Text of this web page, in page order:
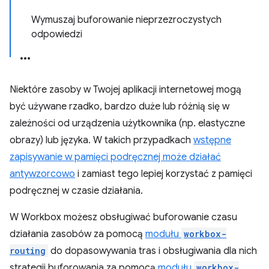
Wymuszaj buforowanie nieprzezroczystych
odpowiedzi
Niektóre zasoby w Twojej aplikacji internetowej mogą
być używane rzadko, bardzo duże lub różnią się w
zależności od urządzenia użytkownika (np. elastyczne
obrazy) lub języka. W takich przypadkach wstępne
zapisywanie w pamięci podręcznej może działać
antywzorcowo i zamiast tego lepiej korzystać z pamięci
podręcznej w czasie działania.
W Workbox możesz obsługiwać buforowanie czasu
działania zasobów za pomocą modułu workbox-
routing do dopasowywania tras i obsługiwania dla nich